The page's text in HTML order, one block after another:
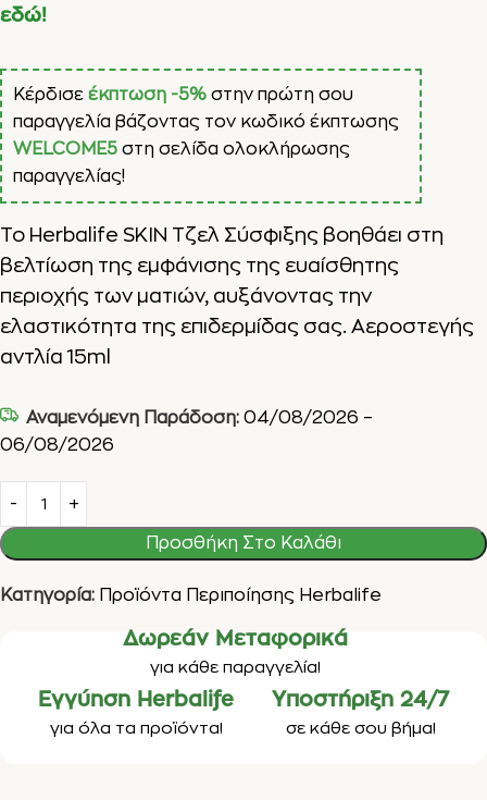
εδώ!
Κέρδισε έκπτωση -5% στην πρώτη σου
παραγγελία βάζοντας τον κωδικό έκπτωσης
WELCOME5 στη σελίδα ολοκλήρωσης
παραγγελίας!
Το Herbalife SKIN Τζελ Σύσφιξης βοηθάει στη
βελτίωση της εμφάνισης της ευαίσθητης
περιοχής των ματιών, αυξάνοντας την
ελαστικότητα της επιδερμίδας σας. Αεροστεγής
αντλία 15ml
Αναμενόμενη Παράδοση: 04/08/2026 –
06/08/2026
Προσθήκη Στο Καλάθι
Κατηγορία: Προϊόντα Περιποίησης Herbalife
Δωρεάν Μεταφορικά
για κάθε παραγγελία!
Εγγύηση Herbalife
για όλα τα προϊόντα!
Υποστήριξη 24/7
σε κάθε σου βήμα!